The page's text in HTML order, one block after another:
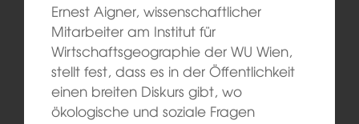
Ernest Aigner, wissenschaftlicher
Mitarbeiter am Institut für
Wirtschaftsgeographie der WU Wien,
stellt fest, dass es in der Öffentlichkeit
einen breiten Diskurs gibt, wo
ökologische und soziale Fragen